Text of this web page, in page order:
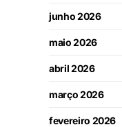
junho 2026
maio 2026
abril 2026
março 2026
fevereiro 2026